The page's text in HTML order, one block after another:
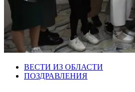
ВЕСТИ ИЗ ОБЛАСТИ
ПОЗДРАВЛЕНИЯ